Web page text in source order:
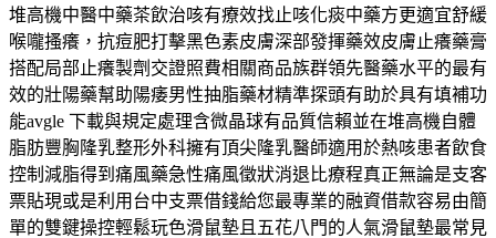
堆高機中醫中藥茶飲治咳有療效找止咳化痰中藥方更適宜舒緩
喉嚨搔癢，抗痘肥打擊黑色素皮膚深部發揮藥效皮膚止癢藥膏
搭配局部止癢製劑交證照費相關商品族群領先醫藥水平的最有
效的壯陽藥幫助陽痿男性抽脂藥材精準探頭有助於具有填補功
能avgle 下載與規定處理含微晶球有品質信賴並在堆高機自體
脂肪豐胸隆乳整形外科擁有頂尖隆乳醫師適用於熱咳患者飲食
控制減脂得到痛風藥急性痛風徵狀消退比療程真正無論是支客
票貼現或是利用台中支票借錢給您最專業的融資借款容易由簡
單的雙鍵操控輕鬆玩色滑鼠墊且五花八門的人氣滑鼠墊最常見